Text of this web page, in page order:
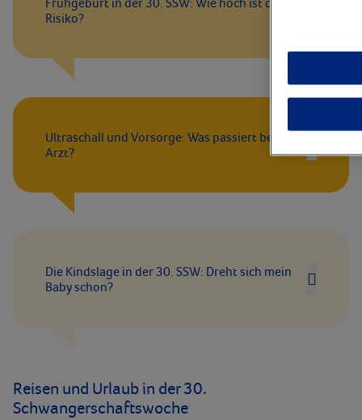
Risiko?
Ultraschall und Vorsorge: Was passiert beim
Arzt?
Die Kindslage in der 30. SSW: Dreht sich mein
Baby schon?
Reisen und Urlaub in der 30.
Schwangerschaftswoche